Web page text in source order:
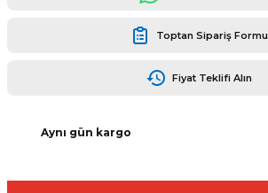
Toptan Sipariş Formu
Fiyat Teklifi Alın
Aynı gün kargo